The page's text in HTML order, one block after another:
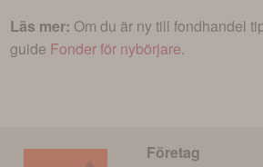
Läs mer: Om du är ny till fondhandel
guide Fonder för nybörjare.
Företag